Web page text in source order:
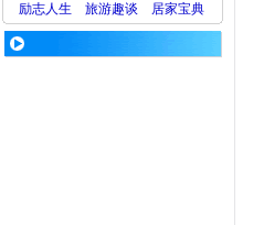
励志人生
旅游趣谈 居家宝典